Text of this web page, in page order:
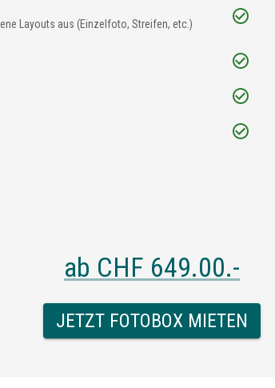
Layouts aus (Einzelfoto, Streifen, etc.)
ab CHF 649.00.-
JETZT FOTOBOX MIETEN